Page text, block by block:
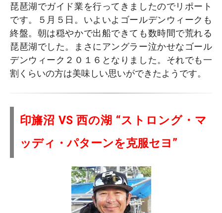
琵琶湖でガイド業を行ってきましたのでリポート
です。５月５日。いよいよゴールデンウィークも
終盤。朝は穏やかで出船できても数時間で荒れる
琵琶湖でした。まさにアングラー泣かせなゴール
デンウィーク２０１６となりました。それでも一
割くらいの方は美味しい思いができたようです。
印旛沼 VS 西の湖 “ストロング・マ
ッディ・パターンを克服セヨ”